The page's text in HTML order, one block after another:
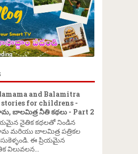
and Balamitra
for childrens -
బాలమిత్ర నీతి కథలు - Part 2
నైతిక కథలతో నిండిన
మరియు బాలమిత్ర పత్రికల
ఈ ప్రియమైన
విలువలన...